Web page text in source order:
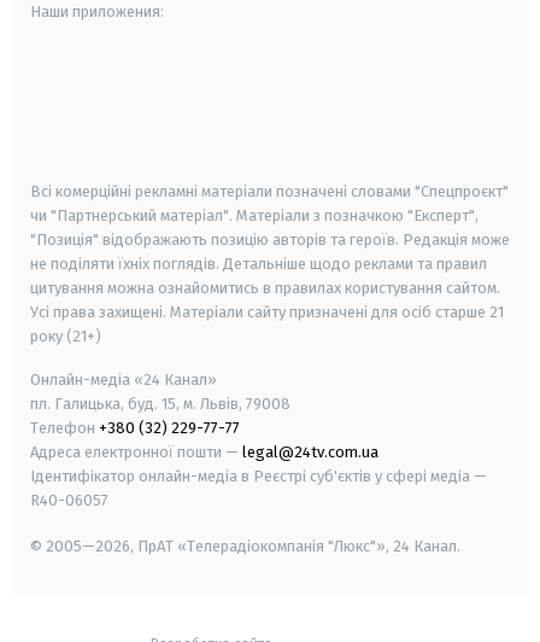
Наши приложения:
Всі комерційні рекламні матеріали позначені словами "Спецпроєкт"
чи "Партнерський матеріал". Матеріали з позначкою "Експерт",
"Позиція" відображають позицію авторів та героїв. Редакція може
не поділяти їхніх поглядів. Детальніше щодо реклами та правил
цитування можна ознайомитись в правилах користування сайтом.
Усі права захищені. Матеріали сайту призначені для осіб старше 21
року (21+)
Онлайн-медіа «24 Канал»
пл. Галицька, буд. 15, м. Львів, 79008
Телефон +380 (32) 229-77-77
Адреса електронної пошти — legal@24tv.com.ua
Ідентифікатор онлайн-медіа в Реєстрі суб'єктів у сфері медіа —
R40-06057
© 2005—2026, ПрАТ «Телерадіокомпанія "Люкс"», 24 Канал.